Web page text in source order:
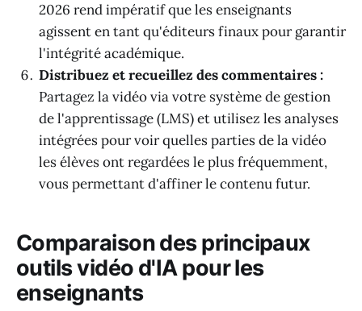
2026 rend impératif que les enseignants
agissent en tant qu'éditeurs finaux pour garantir
l'intégrité académique.
Distribuez et recueillez des commentaires :
Partagez la vidéo via votre système de gestion
de l'apprentissage (LMS) et utilisez les analyses
intégrées pour voir quelles parties de la vidéo
les élèves ont regardées le plus fréquemment,
vous permettant d'affiner le contenu futur.
Comparaison des principaux
outils vidéo d'IA pour les
enseignants